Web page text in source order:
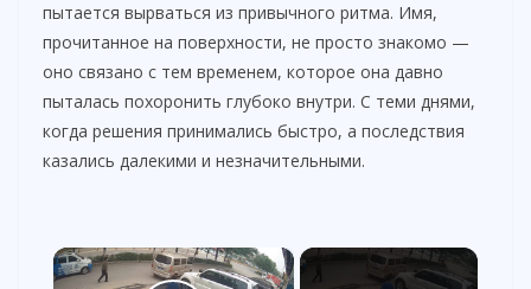
пытается вырваться из привычного ритма. Имя,
прочитанное на поверхности, не просто знакомо —
оно связано с тем временем, которое она давно
пыталась похоронить глубоко внутри. С теми днями,
когда решения принимались быстро, а последствия
казались далекими и незначительными.
×